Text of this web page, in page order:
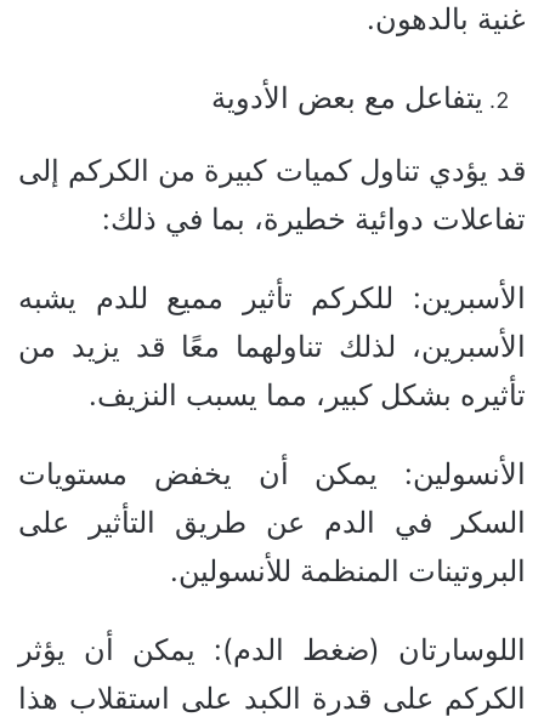
غنية بالدهون.
يتفاعل مع بعض الأدوية
قد يؤدي تناول كميات كبيرة من الكركم إلى
تفاعلات دوائية خطيرة، بما في ذلك:
الأسبرين: للكركم تأثير مميع للدم يشبه
الأسبرين، لذلك تناولهما معًا قد يزيد من
تأثيره بشكل كبير، مما يسبب النزيف.
الأنسولين: يمكن أن يخفض مستويات
السكر في الدم عن طريق التأثير على
البروتينات المنظمة للأنسولين.
اللوسارتان (ضغط الدم): يمكن أن يؤثر
الكركم على قدرة الكبد على استقلاب هذا